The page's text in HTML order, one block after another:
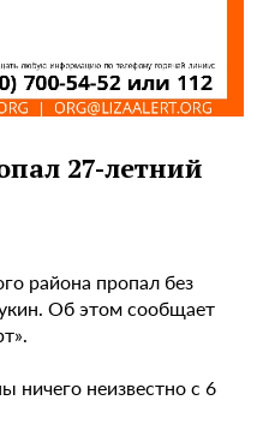
27-летний
района пропал без
Об этом сообщает
неизвестно с 6